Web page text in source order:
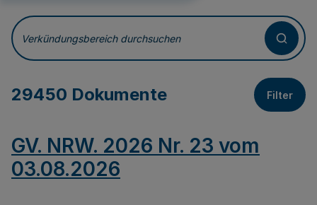
Verkündungsbereich
Verkündungsbereich durchsuchen
29450 Dokumente Filter
GV. NRW. 2026 Nr. 23 vom
03.08.2026